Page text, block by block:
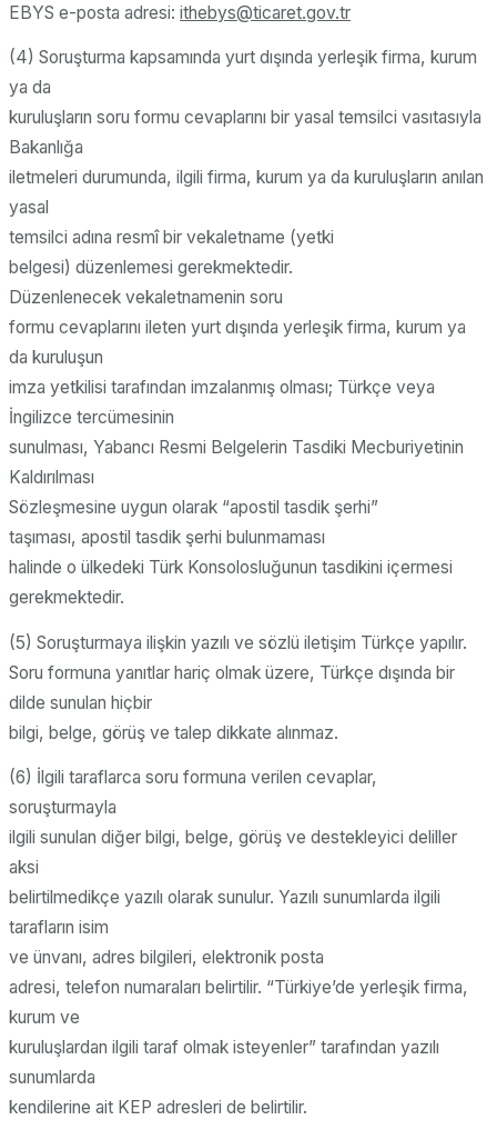
EBYS e-posta adresi: ithebys@ticaret.gov.tr
(4) Soruşturma kapsamında yurt dışında yerleşik firma, kurum
ya da
kuruluşların soru formu cevaplarını bir yasal temsilci vasıtasıyla
Bakanlığa
iletmeleri durumunda, ilgili firma, kurum ya da kuruluşların anılan
yasal
temsilci adına resmî bir vekaletname (yetki
belgesi) düzenlemesi gerekmektedir.
Düzenlenecek vekaletnamenin soru
formu cevaplarını ileten yurt dışında yerleşik firma, kurum ya
da kuruluşun
imza yetkilisi tarafından imzalanmış olması; Türkçe veya
İngilizce tercümesinin
sunulması, Yabancı Resmi Belgelerin Tasdiki Mecburiyetinin
Kaldırılması
Sözleşmesine uygun olarak “apostil tasdik şerhi”
taşıması, apostil tasdik şerhi bulunmaması
halinde o ülkedeki Türk Konsolosluğunun tasdikini içermesi
gerekmektedir.
(5) Soruşturmaya ilişkin yazılı ve sözlü iletişim Türkçe yapılır.
Soru formuna yanıtlar hariç olmak üzere, Türkçe dışında bir
dilde sunulan hiçbir
bilgi, belge, görüş ve talep dikkate alınmaz.
(6) İlgili taraflarca soru formuna verilen cevaplar,
soruşturmayla
ilgili sunulan diğer bilgi, belge, görüş ve destekleyici deliller
aksi
belirtilmedikçe yazılı olarak sunulur. Yazılı sunumlarda ilgili
tarafların isim
ve ünvanı, adres bilgileri, elektronik posta
adresi, telefon numaraları belirtilir. “Türkiye’de yerleşik firma,
kurum ve
kuruluşlardan ilgili taraf olmak isteyenler” tarafından yazılı
sunumlarda
kendilerine ait KEP adresleri de belirtilir.